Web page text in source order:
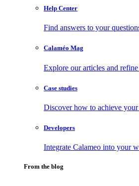
Help Center
Find answers to your
Calaméo Mag
Explore our articles and
Case studies
Discover how to achieve your
Developers
Integrate Calameo into your
From the blog